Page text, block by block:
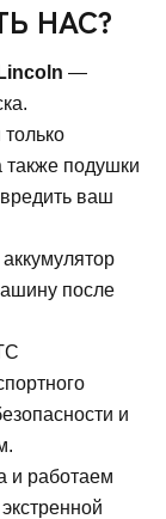
НАС?
—
также подушки
ваш
после
и
и работаем